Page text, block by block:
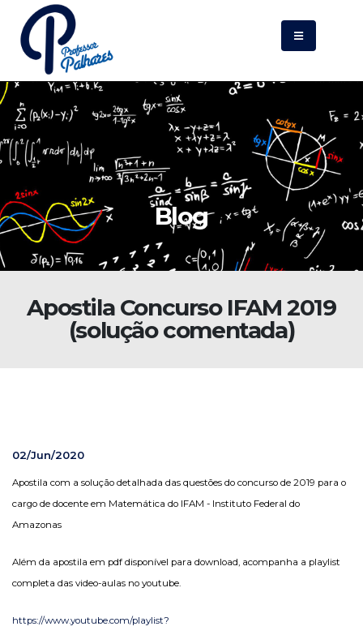
Blog
Apostila Concurso IFAM 2019
(solução comentada)
02/Jun/2020
Apostila com a solução detalhada das questões do concurso de 2019 para o
cargo de docente em Matemática do IFAM - Instituto Federal do
Amazonas
Além da apostila em pdf disponível para download, acompanha a playlist
completa das video-aulas no youtube.
https://www.youtube.com/playlist?